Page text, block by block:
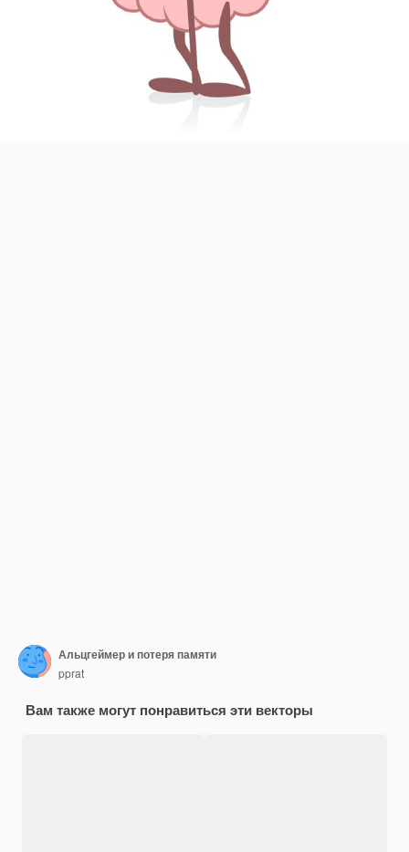
Альцгеймер и потеря памяти
pprat
Вам также могут понравиться эти векторы